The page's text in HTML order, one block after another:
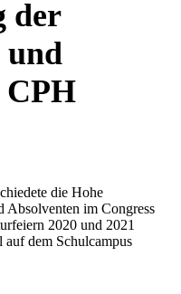
der
und
CPH
die Hohe
Absolventen im Congress
2020 und 2021
dem Schulcampus